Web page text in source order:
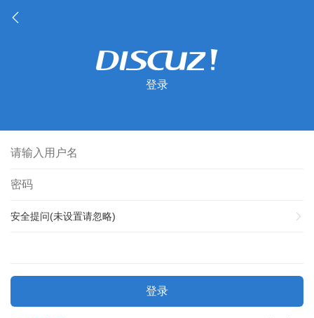
登录
安全提问(未设置请忽略)
登录